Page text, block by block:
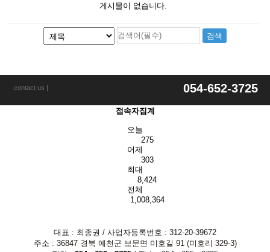
게시물이 없습니다.
contact us | 054-652-3725
접속자집계
오늘
275
어제
303
최대
8,424
전체
1,008,364
대표 : 최종권 / 사업자등록번호 : 312-20-39672
주소 : 36847 경북 예천군 보문면 미호길 91 (미호리 329-3)